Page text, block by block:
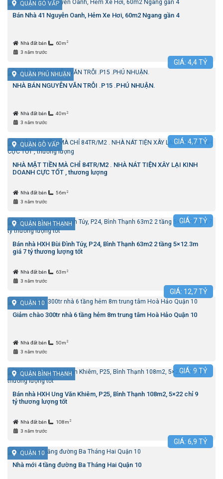
QUẬN GÒ VẤP
Bán Nhà 41 Nguyễn Oanh, Hẻm Xe Hơi, 60m2 Ngang gần 4
Nhà đất bán 60m 2
3 năm trước
QUẬN PHÚ NHUẬN
GIÁ: 4,4TỶ
NHÀ BÁN NGUYỄN VĂN TRỖI .P15 .PHÚ NHUẬN.
Nhà đất bán 40m 2
3 năm trước
QUẬN GÒ VẤP GIÁ:4,7TỶ
NHÀ MẶT TIỀN MÀ CHỈ 84TR/M2 . NHÀ NÁT TIỆN XÂY LẠI KINH
DOANH CỰC TỐT , thương lượng
Nhà đất bán 56m 2
3 năm trước
QUẬN BÌNH THẠNH GIÁ:7TỶ
Bán nhà HXH Bùi Đình Túy, P24, Bình Thạnh 63m2 2 tầng 5×12.3m
giá 7 tỷ thương lượng tốt
Nhà đất bán 63m 2
3 năm trước
QUẬN 10
GIÁ: 12,7TỶ
Giảm chào 300tr nhà 6 tầng hẻm 8m trung tâm Hoà Hảo Quận 10
Nhà đất bán 50m 2
3 năm trước
QUẬN BÌNH THẠNH GIÁ:9 TỶ
Bán nhà HXH Ung Văn Khiêm, P25, Bình Thạnh 108m2, 5×22 chỉ 9
tỷ thương lượng tốt
Nhà đất bán 108m 2
3 năm trước
QUẬN 10
GIÁ: 6,9 TỶ
Nhà mới 4 tầng đường Ba Tháng Hai Quận 10